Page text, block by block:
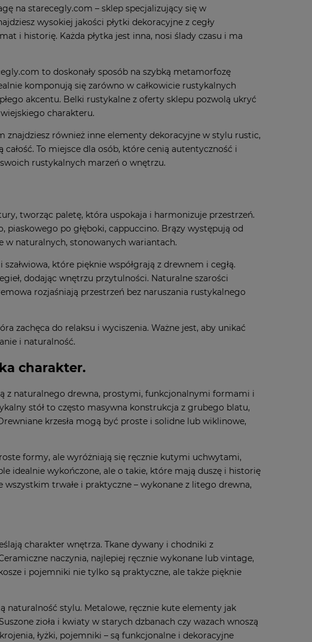
na starecegly.com – sklep specjalizujący się w
wysokiej jakości płytki dekoracyjne z cegły
i historię. Każda płytka jest inna, nosi ślady czasu i ma
to doskonały sposób na szybką metamorfozę
komponują się zarówno w całkowicie rustykalnych
akcentu. Belki rustykalne z oferty sklepu pozwolą ukryć
charakteru.
również inne elementy dekoracyjne w stylu rustic,
To miejsce dla osób, które cenią autentyczność i
rustykalnych marzeń o wnętrzu.
tworząc paletę, która uspokaja i harmonizuje przestrzeń.
piaskowego po głęboki, cappuccino. Brązy występują od
w naturalnych, stonowanych wariantach.
które pięknie współgrają z drewnem i cegłą.
dodając wnętrzu przytulności. Naturalne szarości
rozjaśniają przestrzeń bez naruszania rustykalnego
zachęca do relaksu i wyciszenia. Ważne jest, aby unikać
i naturalność.
charakter.
z naturalnego drewna, prostymi, funkcjonalnymi formami i
stół to często masywna konstrukcja z grubego blatu,
krzesła mogą być proste i solidne lub wiklinowe,
formy, ale wyróżniają się ręcznie kutymi uchwytami,
idealnie wykończone, ale o takie, które mają duszę i historię
trwałe i praktyczne – wykonane z litego drewna,
charakter wnętrza. Tkane dywany i chodniki z
naczynia, najlepiej ręcznie wykonane lub vintage,
i pojemniki nie tylko są praktyczne, ale także pięknie
naturalność stylu. Metalowe, ręcznie kute elementy jak
zioła i kwiaty w starych dzbanach czy wazach wnoszą
łyżki, pojemniki – są funkcjonalne i dekoracyjne